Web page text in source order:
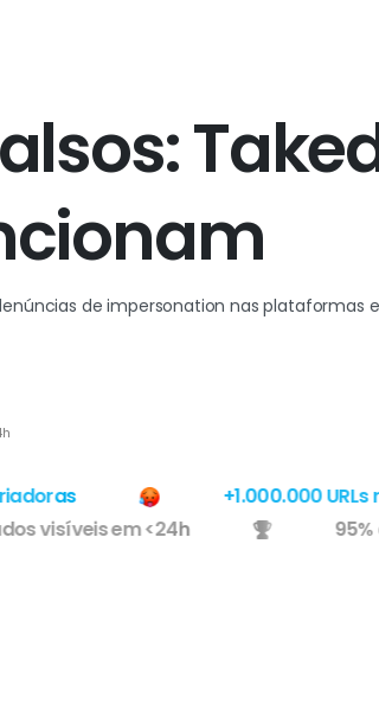
lsos:Take
cionam
de impersonation nas plataformas e
+1.000.000 URLs
visíveis em <24h